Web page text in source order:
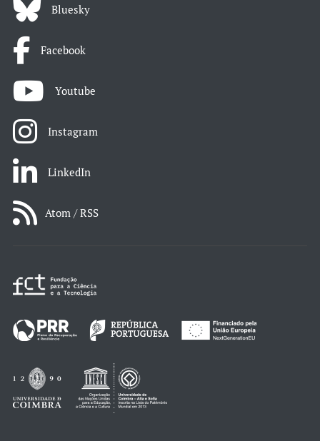
Bluesky
Facebook
Youtube
Instagram
LinkedIn
Atom / RSS